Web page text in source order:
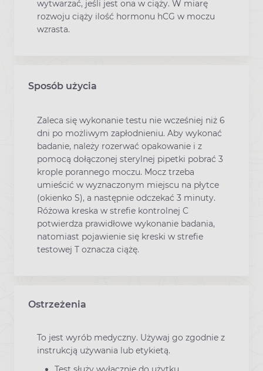
wytwarzać, jeśli jest ona w ciąży. W miarę
rozwoju ciąży ilość hormonu hCG w moczu
wzrasta.
Sposób użycia
Zaleca się wykonanie testu nie wcześniej niż 6
dni po możliwym zapłodnieniu. Aby wykonać
badanie, należy rozerwać opakowanie i z
pomocą dołączonej sterylnej pipetki pobrać 3
krople porannego moczu. Mocz trzeba
umieścić w wyznaczonym miejscu na płytce
(okienko S), a następnie odczekać 3 minuty.
Różowa kreska w strefie kontrolnej C
potwierdza prawidłowe wykonanie badania,
natomiast pojawienie się kreski w strefie
testowej T oznacza ciążę.
Ostrzeżenia
To jest wyrób medyczny. Używaj go zgodnie z
instrukcją używania lub etykietą.